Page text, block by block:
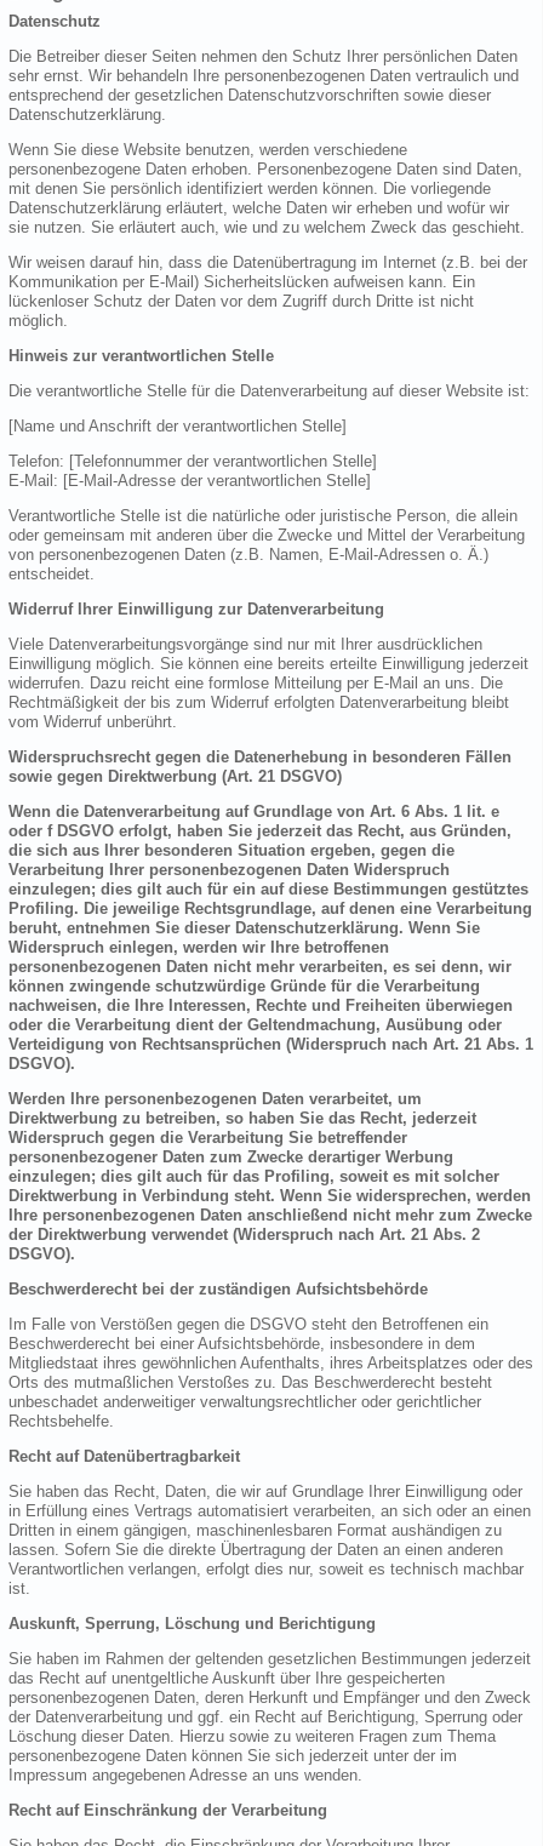
Datenschutz
Die Betreiber dieser Seiten nehmen den Schutz Ihrer persönlichen Daten
sehr ernst. Wir behandeln Ihre personenbezogenen Daten vertraulich und
entsprechend der gesetzlichen Datenschutzvorschriften sowie dieser
Datenschutzerklärung.
Wenn Sie diese Website benutzen, werden verschiedene
personenbezogene Daten erhoben. Personenbezogene Daten sind Daten,
mit denen Sie persönlich identifiziert werden können. Die vorliegende
Datenschutzerklärung erläutert, welche Daten wir erheben und wofür wir
sie nutzen. Sie erläutert auch, wie und zu welchem Zweck das geschieht.
Wir weisen darauf hin, dass die Datenübertragung im Internet (z.B. bei der
Kommunikation per E-Mail) Sicherheitslücken aufweisen kann. Ein
lückenloser Schutz der Daten vor dem Zugriff durch Dritte ist nicht
möglich.
Hinweis zur verantwortlichen Stelle
Die verantwortliche Stelle für die Datenverarbeitung auf dieser Website ist:
[Name und Anschrift der verantwortlichen Stelle]
Telefon: [Telefonnummer der verantwortlichen Stelle]
E-Mail: [E-Mail-Adresse der verantwortlichen Stelle]
Verantwortliche Stelle ist die natürliche oder juristische Person, die allein
oder gemeinsam mit anderen über die Zwecke und Mittel der Verarbeitung
von personenbezogenen Daten (z.B. Namen, E-Mail-Adressen o. Ä.)
entscheidet.
Widerruf Ihrer Einwilligung zur Datenverarbeitung
Viele Datenverarbeitungsvorgänge sind nur mit Ihrer ausdrücklichen
Einwilligung möglich. Sie können eine bereits erteilte Einwilligung jederzeit
widerrufen. Dazu reicht eine formlose Mitteilung per E-Mail an uns. Die
Rechtmäßigkeit der bis zum Widerruf erfolgten Datenverarbeitung bleibt
vom Widerruf unberührt.
Widerspruchsrecht gegen die Datenerhebung in besonderen Fällen
sowie gegen Direktwerbung (Art. 21 DSGVO)
Wenn die Datenverarbeitung auf Grundlage von Art. 6 Abs. 1 lit. e
oder f DSGVO erfolgt, haben Sie jederzeit das Recht, aus Gründen,
die sich aus Ihrer besonderen Situation ergeben, gegen die
Verarbeitung Ihrer personenbezogenen Daten Widerspruch
einzulegen; dies gilt auch für ein auf diese Bestimmungen gestütztes
Profiling. Die jeweilige Rechtsgrundlage, auf denen eine Verarbeitung
beruht, entnehmen Sie dieser Datenschutzerklärung. Wenn Sie
Widerspruch einlegen, werden wir Ihre betroffenen
personenbezogenen Daten nicht mehr verarbeiten, es sei denn, wir
können zwingende schutzwürdige Gründe für die Verarbeitung
nachweisen, die Ihre Interessen, Rechte und Freiheiten überwiegen
oder die Verarbeitung dient der Geltendmachung, Ausübung oder
Verteidigung von Rechtsansprüchen (Widerspruch nach Art. 21 Abs. 1
DSGVO).
Werden Ihre personenbezogenen Daten verarbeitet, um
Direktwerbung zu betreiben, so haben Sie das Recht, jederzeit
Widerspruch gegen die Verarbeitung Sie betreffender
personenbezogener Daten zum Zwecke derartiger Werbung
einzulegen; dies gilt auch für das Profiling, soweit es mit solcher
Direktwerbung in Verbindung steht. Wenn Sie widersprechen, werden
Ihre personenbezogenen Daten anschließend nicht mehr zum Zwecke
der Direktwerbung verwendet (Widerspruch nach Art. 21 Abs. 2
DSGVO).
Beschwerderecht bei der zuständigen Aufsichtsbehörde
Im Falle von Verstößen gegen die DSGVO steht den Betroffenen ein
Beschwerderecht bei einer Aufsichtsbehörde, insbesondere in dem
Mitgliedstaat ihres gewöhnlichen Aufenthalts, ihres Arbeitsplatzes oder des
Orts des mutmaßlichen Verstoßes zu. Das Beschwerderecht besteht
unbeschadet anderweitiger verwaltungsrechtlicher oder gerichtlicher
Rechtsbehelfe.
Recht auf Datenübertragbarkeit
Sie haben das Recht, Daten, die wir auf Grundlage Ihrer Einwilligung oder
in Erfüllung eines Vertrags automatisiert verarbeiten, an sich oder an einen
Dritten in einem gängigen, maschinenlesbaren Format aushändigen zu
lassen. Sofern Sie die direkte Übertragung der Daten an einen anderen
Verantwortlichen verlangen, erfolgt dies nur, soweit es technisch machbar
ist.
Auskunft, Sperrung, Löschung und Berichtigung
Sie haben im Rahmen der geltenden gesetzlichen Bestimmungen jederzeit
das Recht auf unentgeltliche Auskunft über Ihre gespeicherten
personenbezogenen Daten, deren Herkunft und Empfänger und den Zweck
der Datenverarbeitung und ggf. ein Recht auf Berichtigung, Sperrung oder
Löschung dieser Daten. Hierzu sowie zu weiteren Fragen zum Thema
personenbezogene Daten können Sie sich jederzeit unter der im
Impressum angegebenen Adresse an uns wenden.
Recht auf Einschränkung der Verarbeitung